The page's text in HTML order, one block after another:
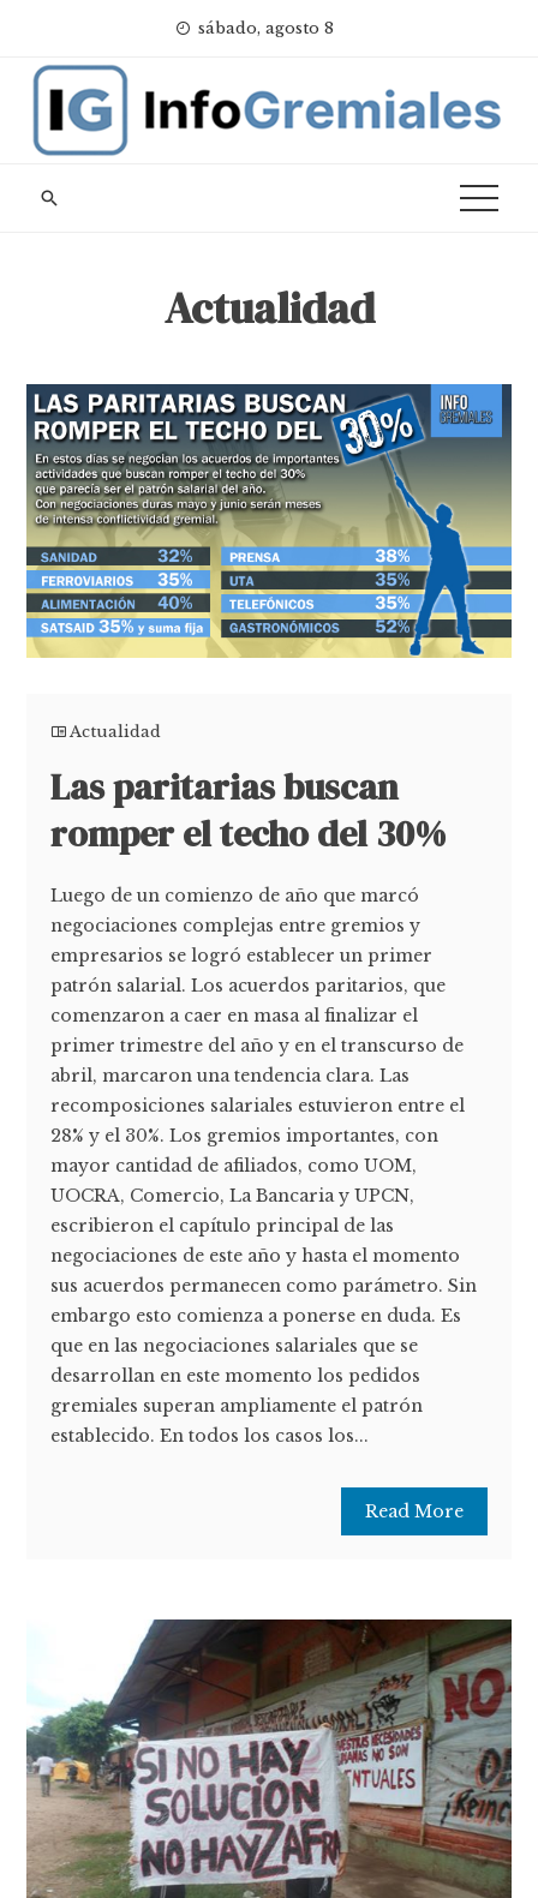
content
sábado, agosto 8
Actualidad
Actualidad
Las paritarias buscan
romper el techo del 30%
Luego de un comienzo de año que marcó
negociaciones complejas entre gremios y
empresarios se logró establecer un primer
patrón salarial. Los acuerdos paritarios, que
comenzaron a caer en masa al finalizar el
primer trimestre del año y en el transcurso de
abril, marcaron una tendencia clara. Las
recomposiciones salariales estuvieron entre el
28% y el 30%. Los gremios importantes, con
mayor cantidad de afiliados, como UOM,
UOCRA, Comercio, La Bancaria y UPCN,
escribieron el capítulo principal de las
negociaciones de este año y hasta el momento
sus acuerdos permanecen como parámetro. Sin
embargo esto comienza a ponerse en duda. Es
que en las negociaciones salariales que se
desarrollan en este momento los pedidos
gremiales superan ampliamente el patrón
establecido. En todos los casos los...
Read More